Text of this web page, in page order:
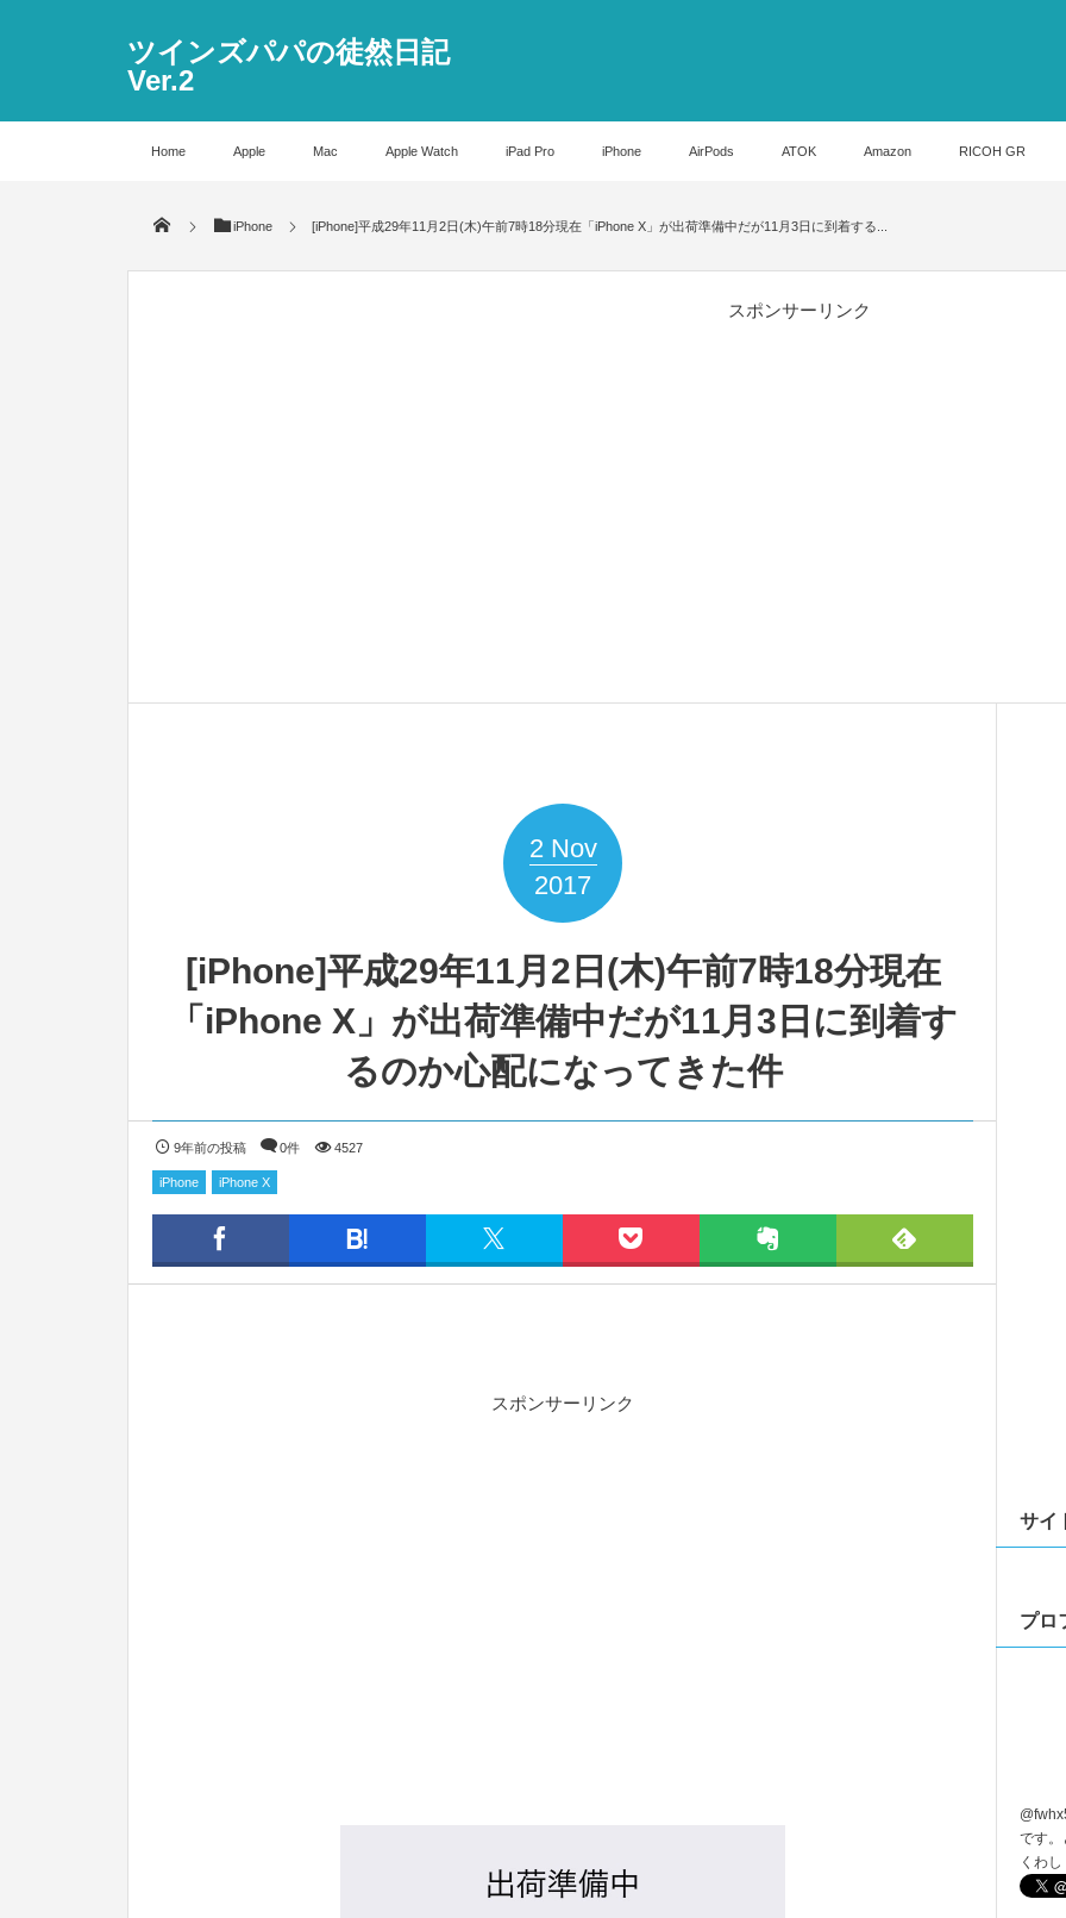
ツインズパパの徒然日記
Ver.2
Home Apple Mac Apple Watch iPad Pro iPhone AirPods ATOK Amazon RICOH GR
iPhone [iPhone]平成29年11月2日(木)午前7時18分現在「iPhone X」が出荷準備中だが11月3日に到着する...
スポンサーリンク
2 Nov
2017
[iPhone]平成29年11月2日(木)午前7時18分現在
「iPhone X」が出荷準備中だが11月3日に到着す
るのか心配になってきた件
9年前の投稿 0件 4527
iPhone iPhone X
スポンサーリンク
サイ
プロ
@
です。
くわ